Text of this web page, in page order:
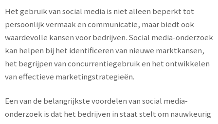
Het gebruik van social media is niet alleen beperkt tot
persoonlijk vermaak en communicatie, maar biedt ook
waardevolle kansen voor bedrijven. Social media-onderzoek
kan helpen bij het identificeren van nieuwe marktkansen,
het begrijpen van concurrentiegebruik en het ontwikkelen
van effectieve marketingstrategieën.
Een van de belangrijkste voordelen van social media-
onderzoek is dat het bedrijven in staat stelt om nauwkeurig